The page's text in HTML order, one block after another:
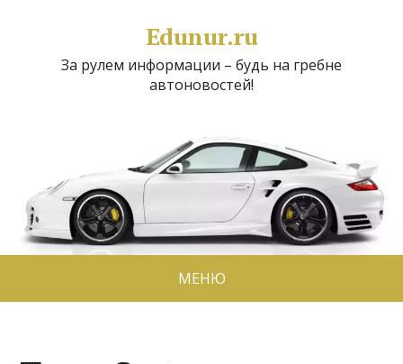
Edunur.ru
За рулем информации – будь на гребне
автоновостей!
МЕНЮ